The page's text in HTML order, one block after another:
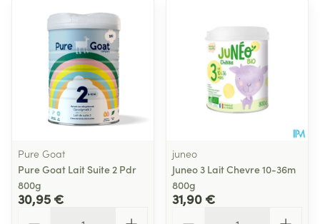
Pure Goat
Pure Goat Lait Suite 2 Pdr
800g
30,95 €
juneo
Juneo 3 Lait Chevre 10-36m
800g
31,90 €